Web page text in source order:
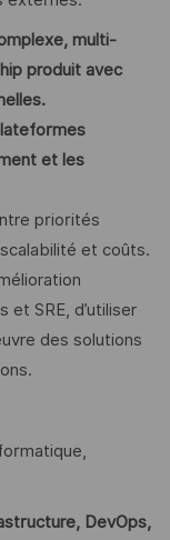
multi-
produit avec
et les
priorités
et coûts.
et SRE, d’utiliser
des solutions
DevOps,